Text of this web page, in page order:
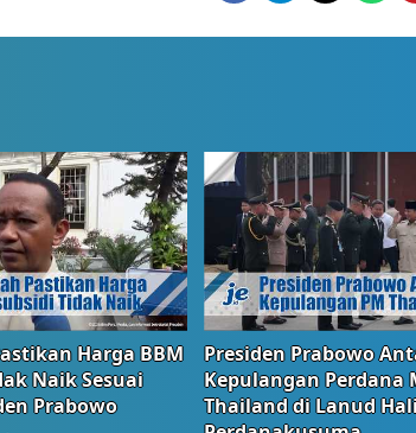
Harga BBM
Naik Sesuai
Prabowo
Presiden Prabowo
Kepulangan Perdana
Thailand di Lanud